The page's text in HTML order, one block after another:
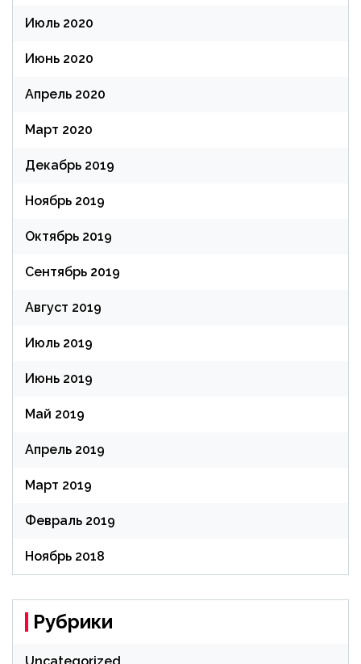
Июль 2020
Июнь 2020
Апрель 2020
Март 2020
Декабрь 2019
Ноябрь 2019
Октябрь 2019
Сентябрь 2019
Август 2019
Июль 2019
Июнь 2019
Май 2019
Апрель 2019
Март 2019
Февраль 2019
Ноябрь 2018
Рубрики